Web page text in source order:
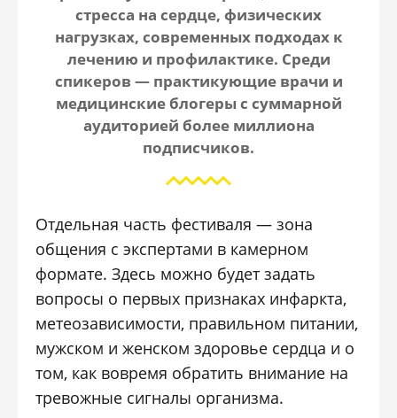
стресса на сердце, физических
нагрузках, современных подходах к
лечению и профилактике. Среди
спикеров — практикующие врачи и
медицинские блогеры с суммарной
аудиторией более миллиона
подписчиков.
Отдельная часть фестиваля — зона
общения с экспертами в камерном
формате. Здесь можно будет задать
вопросы о первых признаках инфаркта,
метеозависимости, правильном питании,
мужском и женском здоровье сердца и о
том, как вовремя обратить внимание на
тревожные сигналы организма.